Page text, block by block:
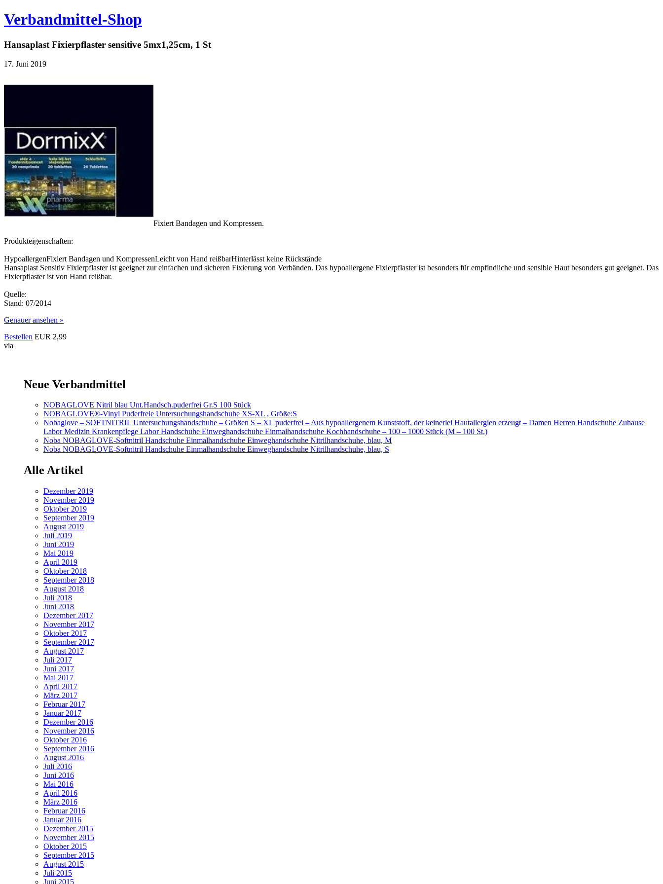
Verbandmittel-Shop
Hansaplast Fixierpflaster sensitive 5mx1,25cm, 1 St
17. Juni 2019
Fixiert Bandagen und Kompressen.
Produkteigenschaften:
HypoallergenFixiert Bandagen und KompressenLeicht von Hand reißbarHinterlässt keine Rückstände
Hansaplast Sensitiv Fixierpflaster ist geeignet zur einfachen und sicheren Fixierung von Verbänden. Das hypoallergene Fixierpflaster ist besonders für empfindliche und sensible Haut besonders gut geeignet. Das
Fixierpflaster ist von Hand reißbar.
Quelle:
Stand: 07/2014
Genauer ansehen »
Bestellen EUR 2,99
via
Neue Verbandmittel
NOBAGLOVE Nitril blau Unt.Handsch.puderfrei Gr.S 100 Stück
NOBAGLOVE®-Vinyl Puderfreie Untersuchungshandschuhe XS-XL , Größe:S
Nobaglove – SOFTNITRIL Untersuchungshandschuhe – Größen S – XL puderfrei – Aus hypoallergenem Kunststoff, der keinerlei Hautallergien erzeugt – Damen Herren Handschuhe Zuhause
Labor Medizin Krankenpflege Labor Handschuhe Einweghandschuhe Einmalhandschuhe Kochhandschuhe – 100 – 1000 Stück (M – 100 St.)
Noba NOBAGLOVE-Softnitril Handschuhe Einmalhandschuhe Einweghandschuhe Nitrilhandschuhe, blau, M
Noba NOBAGLOVE-Softnitril Handschuhe Einmalhandschuhe Einweghandschuhe Nitrilhandschuhe, blau, S
Alle Artikel
Dezember 2019
November 2019
Oktober 2019
September 2019
August 2019
Juli 2019
Juni 2019
Mai 2019
April 2019
Oktober 2018
September 2018
August 2018
Juli 2018
Juni 2018
Dezember 2017
November 2017
Oktober 2017
September 2017
August 2017
Juli 2017
Juni 2017
Mai 2017
April 2017
März 2017
Februar 2017
Januar 2017
Dezember 2016
November 2016
Oktober 2016
September 2016
August 2016
Juli 2016
Juni 2016
Mai 2016
April 2016
März 2016
Februar 2016
Januar 2016
Dezember 2015
November 2015
Oktober 2015
September 2015
August 2015
Juli 2015
Juni 2015